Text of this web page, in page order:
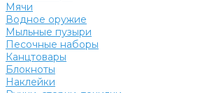
Мячи
Водное оружие
Мыльные пузыри
Песочные наборы
Канцтовары
Блокноты
Наклейки